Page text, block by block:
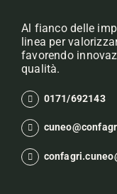
Al fianco delle
linea per
favorendo
qualità.
0171/692143